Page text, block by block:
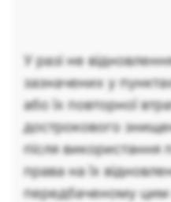
У разі не
зазначених у пунктах
або їх повторної
дострокового
після використання
права на їх
передбаченому цим